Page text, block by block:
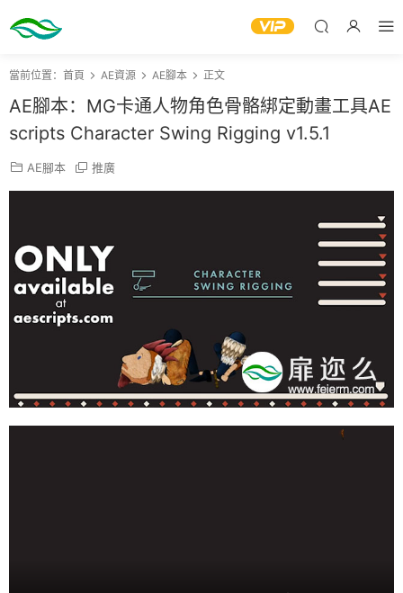
當前位置： 首頁 AE資源 AE腳本 正文
AE腳本：MG卡通人物角色骨骼綁定動畫工具AE
scripts Character Swing Rigging v1.5.1
AE腳本 推廣